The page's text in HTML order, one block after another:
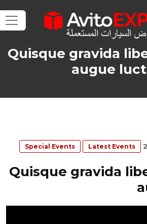
Quisque gravida
augue
Latest Events
Special Events
Quisque gravida